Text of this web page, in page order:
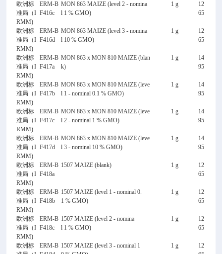
欧洲标
准局（I
RMM)
ERM-B
F416c
MON 863 MAIZE (level 2 - nomina
l 1 % GMO)
1 g
12
65
欧洲标
准局（I
RMM)
ERM-B
F416d
MON 863 MAIZE (level 3 - nomina
l 10 % GMO)
1 g
12
65
欧洲标
准局（I
RMM)
ERM-B
F417a
MON 863 x MON 810 MAIZE (blan
k)
1 g
14
95
欧洲标
准局（I
RMM)
ERM-B
F417b
MON 863 x MON 810 MAIZE (leve
l 1 - nominal 0.1 % GMO)
1 g
14
95
欧洲标
准局（I
RMM)
ERM-B
F417c
MON 863 x MON 810 MAIZE (leve
l 2 - nominal 1 % GMO)
1 g
14
95
欧洲标
准局（I
RMM)
ERM-B
F417d
MON 863 x MON 810 MAIZE (leve
l 3 - nominal 10 % GMO)
1 g
14
95
欧洲标
准局（I
RMM)
ERM-B
F418a
1507 MAIZE (blank) 1 g
12
65
欧洲标
准局（I
RMM)
ERM-B
F418b
1507 MAIZE (level 1 - nominal 0.
1 % GMO)
1 g
12
65
欧洲标
准局（I
RMM)
ERM-B
F418c
1507 MAIZE (level 2 - nomina
l 1 % GMO)
1 g
12
65
欧洲标
ERM-B 1507 MAIZE (level 3 - nominal 1
1 g
12